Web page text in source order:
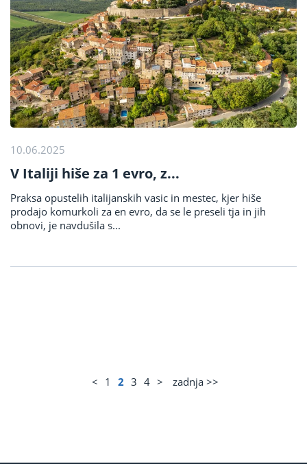
10.06.2025
V Italiji hiše za 1 evro, z...
Praksa opustelih italijanskih vasic in mestec, kjer hiše
prodajo komurkoli za en evro, da se le preseli tja in jih
obnovi, je navdušila s...
< 1 2 3 4 > zadnja >>